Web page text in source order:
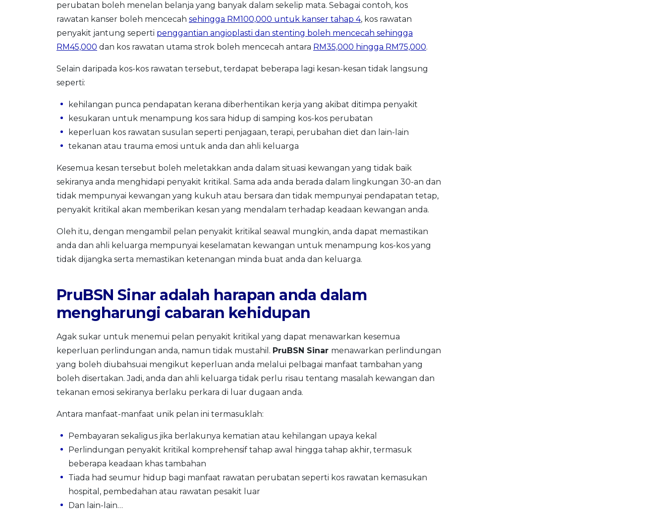
perubatan boleh menelan belanja yang banyak dalam sekelip mata. Sebagai contoh, kos
rawatan kanser boleh mencecah sehingga RM100,000 untuk kanser tahap 4, kos rawatan
penyakit jantung seperti penggantian angioplasti dan stenting boleh mencecah sehingga
RM45,000 dan kos rawatan utama strok boleh mencecah antara RM35,000 hingga RM75,000.
Selain daripada kos-kos rawatan tersebut, terdapat beberapa lagi kesan-kesan tidak langsung
seperti:
kehilangan punca pendapatan kerana diberhentikan kerja yang akibat ditimpa penyakit
kesukaran untuk menampung kos sara hidup di samping kos-kos perubatan
keperluan kos rawatan susulan seperti penjagaan, terapi, perubahan diet dan lain-lain
tekanan atau trauma emosi untuk anda dan ahli keluarga
Kesemua kesan tersebut boleh meletakkan anda dalam situasi kewangan yang tidak baik
sekiranya anda menghidapi penyakit kritikal. Sama ada anda berada dalam lingkungan 30-an dan
tidak mempunyai kewangan yang kukuh atau bersara dan tidak mempunyai pendapatan tetap,
penyakit kritikal akan memberikan kesan yang mendalam terhadap keadaan kewangan anda.
Oleh itu, dengan mengambil pelan penyakit kritikal seawal mungkin, anda dapat memastikan
anda dan ahli keluarga mempunyai keselamatan kewangan untuk menampung kos-kos yang
tidak dijangka serta memastikan ketenangan minda buat anda dan keluarga.
PruBSN Sinar adalah harapan anda dalam
mengharungi cabaran kehidupan
Agak sukar untuk menemui pelan penyakit kritikal yang dapat menawarkan kesemua
keperluan perlindungan anda, namun tidak mustahil. PruBSN Sinar menawarkan perlindungan
yang boleh diubahsuai mengikut keperluan anda melalui pelbagai manfaat tambahan yang
boleh disertakan. Jadi, anda dan ahli keluarga tidak perlu risau tentang masalah kewangan dan
tekanan emosi sekiranya berlaku perkara di luar dugaan anda.
Antara manfaat-manfaat unik pelan ini termasuklah:
Pembayaran sekaligus jika berlakunya kematian atau kehilangan upaya kekal
Perlindungan penyakit kritikal komprehensif tahap awal hingga tahap akhir, termasuk
beberapa keadaan khas tambahan
Tiada had seumur hidup bagi manfaat rawatan perubatan seperti kos rawatan kemasukan
hospital, pembedahan atau rawatan pesakit luar
Dan lain-lain…